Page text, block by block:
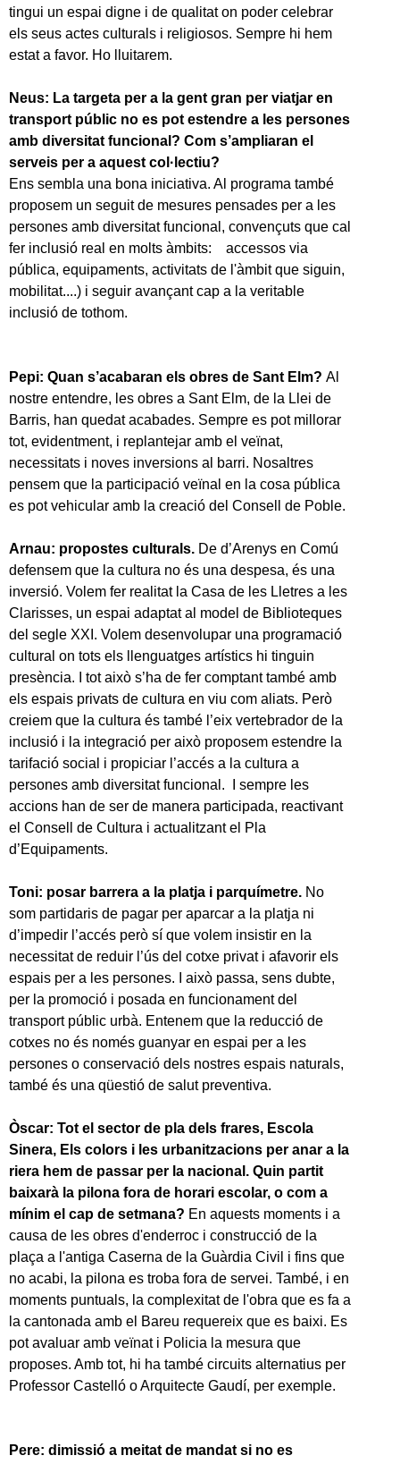
tingui un espai digne i de qualitat on poder celebrar
els seus actes culturals i religiosos. Sempre hi hem
estat a favor. Ho lluitarem.
Neus: La targeta per a la gent gran per viatjar en
transport públic no es pot estendre a les persones
amb diversitat funcional? Com s’ampliaran el
serveis per a aquest col·lectiu?
Ens sembla una bona iniciativa. Al programa també
proposem un seguit de mesures pensades per a les
persones amb diversitat funcional, convençuts que cal
fer inclusió real en molts àmbits: accessos via
pública, equipaments, activitats de l'àmbit que siguin,
mobilitat....) i seguir avançant cap a la veritable
inclusió de tothom.
Pepi: Quan s’acabaran els obres de Sant Elm? Al
nostre entendre, les obres a Sant Elm, de la Llei de
Barris, han quedat acabades. Sempre es pot millorar
tot, evidentment, i replantejar amb el veïnat,
necessitats i noves inversions al barri. Nosaltres
pensem que la participació veïnal en la cosa pública
es pot vehicular amb la creació del Consell de Poble.
Arnau: propostes culturals. De d’Arenys en Comú
defensem que la cultura no és una despesa, és una
inversió. Volem fer realitat la Casa de les Lletres a les
Clarisses, un espai adaptat al model de Biblioteques
del segle XXI. Volem desenvolupar una programació
cultural on tots els llenguatges artístics hi tinguin
presència. I tot això s’ha de fer comptant també amb
els espais privats de cultura en viu com aliats. Però
creiem que la cultura és també l’eix vertebrador de la
inclusió i la integració per això proposem estendre la
tarifació social i propiciar l’accés a la cultura a
persones amb diversitat funcional. I sempre les
accions han de ser de manera participada, reactivant
el Consell de Cultura i actualitzant el Pla
d’Equipaments.
Toni: posar barrera a la platja i parquímetre. No
som partidaris de pagar per aparcar a la platja ni
d’impedir l’accés però sí que volem insistir en la
necessitat de reduir l’ús del cotxe privat i afavorir els
espais per a les persones. I això passa, sens dubte,
per la promoció i posada en funcionament del
transport públic urbà. Entenem que la reducció de
cotxes no és només guanyar en espai per a les
persones o conservació dels nostres espais naturals,
també és una qüestió de salut preventiva.
Òscar: Tot el sector de pla dels frares, Escola
Sinera, Els colors i les urbanitzacions per anar a la
riera hem de passar per la nacional. Quin partit
baixarà la pilona fora de horari escolar, o com a
mínim el cap de setmana? En aquests moments i a
causa de les obres d'enderroc i construcció de la
plaça a l'antiga Caserna de la Guàrdia Civil i fins que
no acabi, la pilona es troba fora de servei. També, i en
moments puntuals, la complexitat de l'obra que es fa a
la cantonada amb el Bareu requereix que es baixi. Es
pot avaluar amb veïnat i Policia la mesura que
proposes. Amb tot, hi ha també circuits alternatius per
Professor Castelló o Arquitecte Gaudí, per exemple.
Pere: dimissió a meitat de mandat si no es